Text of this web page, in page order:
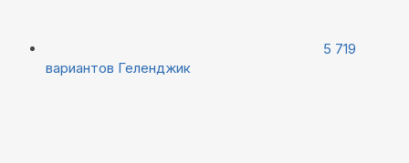
5 719
вариантов Геленджик